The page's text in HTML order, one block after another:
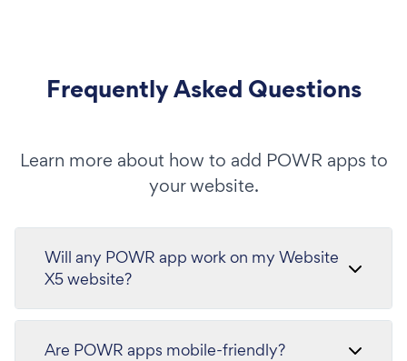
Frequently Asked Questions
Learn more about how to add POWR apps to
your website.
Will any POWR app work on my Website
X5 website?
Are POWR apps mobile-friendly?